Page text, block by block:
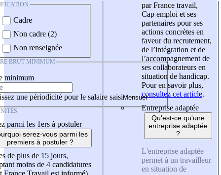
Cadre
Non cadre (2)
Non renseignée
BRUT MINIMUM
minimum
une périodicité pour le salaire saisi
parmi les 1ers à postuler
serez-vous parmi les
premiers à postuler ?
de plus de 15 jours,
moins de 4 candidatures
France Travail est informé)
par France travail,
Cap emploi et ses
partenaires pour ses
actions concrètes en
faveur du recrutement,
de l’intégration et de
l’accompagnement de
ses collaborateurs en
situation de handicap.
Pour en savoir plus,
consultez cet article.
Entreprise adaptée
Qu'est-ce qu'une
entreprise adaptée
?
L'entreprise adaptée
permet à un travailleur
en situation de